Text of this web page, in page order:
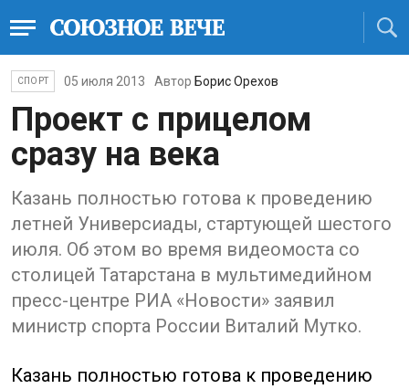
СПОРТ 05 июля 2013 Автор Борис Орехов
Проект с прицелом
сразу на века
Казань полностью готова к проведению
летней Универсиады, стартующей шестого
июля. Об этом во время видеомоста со
столицей Татарстана в мультимедийном
пресс-центре РИА «Новости» заявил
министр спорта России Виталий Мутко.
Казань полностью готова к проведению